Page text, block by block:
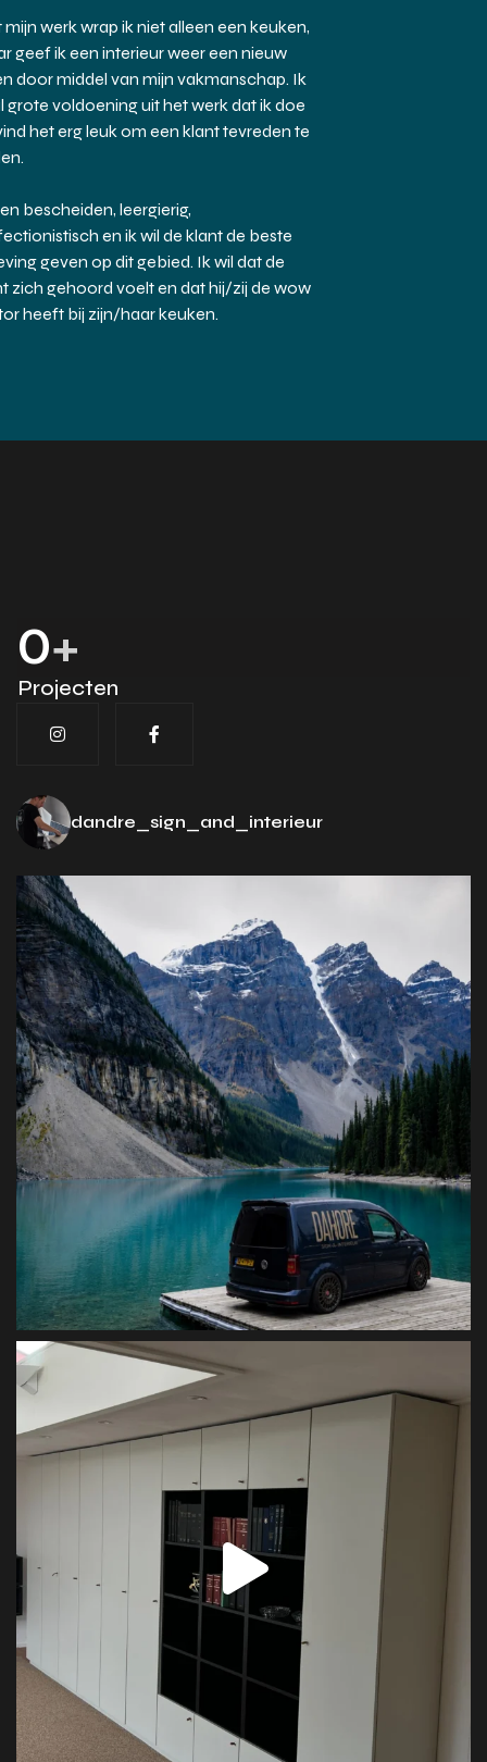
mijn werk wrap ik niet alleen een keuken,
geef ik een interieur weer een nieuw
door middel van mijn vakmanschap. Ik
grote voldoening uit het werk dat ik doe
het erg leuk om een klant tevreden te
bescheiden, leergierig,
en ik wil de klant de beste
geven op dit gebied. Ik wil dat de
zich gehoord voelt en dat hij/zij de wow
heeft bij zijn/haar keuken.
150
Projecten
dandre_sign_and_interieur